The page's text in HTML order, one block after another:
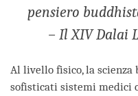
pensiero
– Il XIV Dalai
Al livello fisico, la scienza
sofisticati sistemi medici